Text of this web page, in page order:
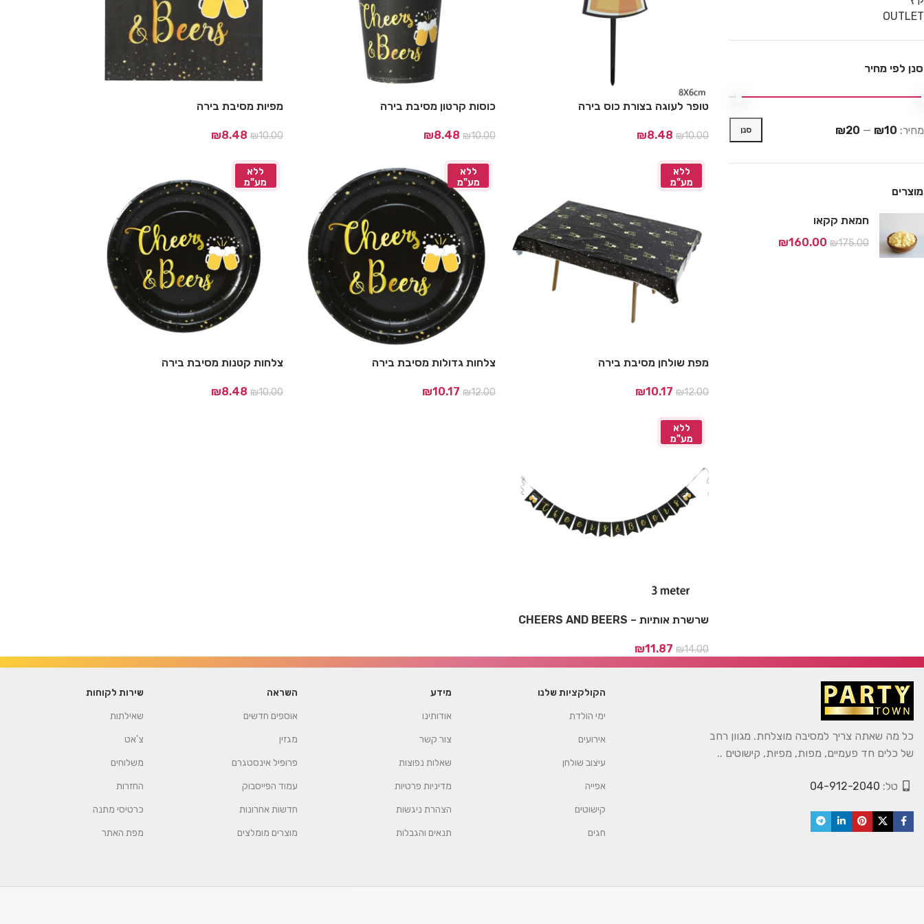
OUTLET
סנן לפי מחיר
סנן מחיר: ₪10
—
₪20
מוצרים
חמאת קקאו
₪175.00
₪160.00
טופר לעוגה בצורת כוס בירה
₪10.00
₪8.48
כוסות קרטון מסיבת בירה
₪10.00
₪8.48
מפיות מסיבת בירה
₪10.00
₪8.48
ללא
מע"מ
מפת שולחן מסיבת בירה
₪12.00
₪10.17
ללא
מע"מ
צלחות גדולות מסיבת בירה
₪12.00
₪10.17
ללא
מע"מ
צלחות קטנות מסיבת בירה
₪10.00
₪8.48
ללא
מע"מ
שרשרת אותיות – CHEERS AND BEERS
₪14.00
₪11.87
כל מה שאתה צריך למסיבה מוצלחת. מגוון רחב
של כלים חד פעמיים, מפות, מפיות, קישוטים ..
טל: 04-912-2040
הקולקציות שלנו
ימי הולדת
אירועים
עיצוב שולחן
אפייה
קישוטים
חגים
מידע
אודותינו
צור קשר
שאלות נפוצות
מדיניות פרטיות
הצהרת ניגשות
תנאים והגבלות
השראה
אוספים חדשים
מגזין
פרופיל אינסטגרם
עמוד הפייסבוק
חדשות אחרונות
מוצרים מומלצים
שירות לקוחות
שאילתות
צ'אט
משלוחים
החזרות
כרטיסי מתנה
מפת האתר